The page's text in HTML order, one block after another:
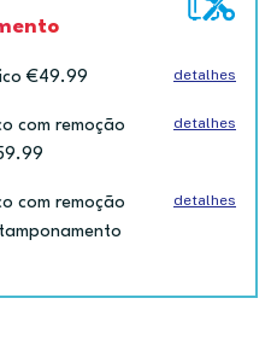
€49.99 detalhes
com remoção
detalhes
com remoção
detalhes